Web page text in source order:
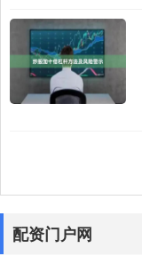
配资门户网